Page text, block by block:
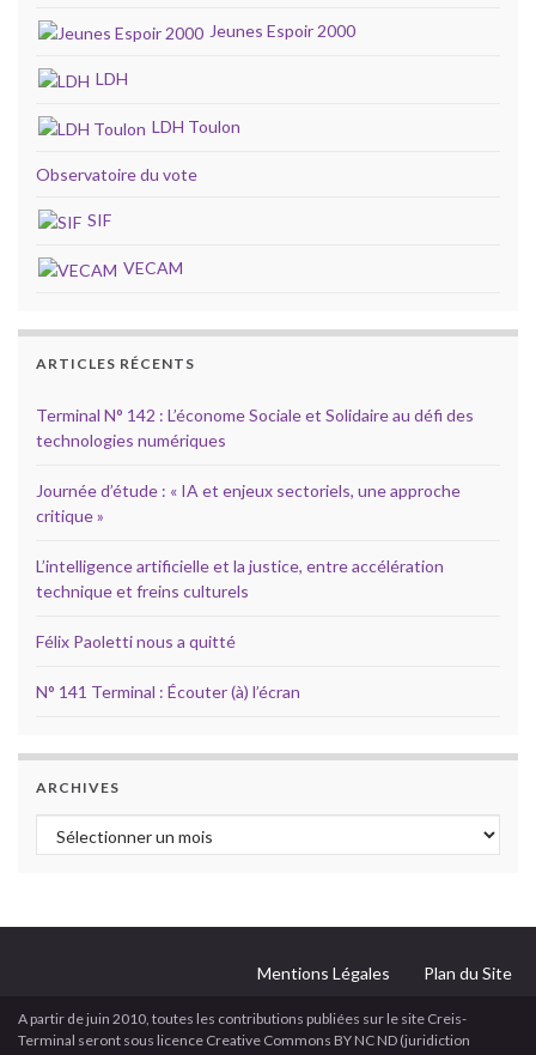
Jeunes Espoir 2000
LDH
LDH Toulon
Observatoire du vote
SIF
VECAM
ARTICLES RÉCENTS
Terminal N° 142 : L’économe Sociale et Solidaire au défi des
technologies numériques
Journée d’étude : « IA et enjeux sectoriels, une approche
critique »
L’intelligence artificielle et la justice, entre accélération
technique et freins culturels
Félix Paoletti nous a quitté
N° 141 Terminal : Écouter (à) l’écran
ARCHIVES
Archives
Mentions Légales Plan du Site
A partir de juin 2010, toutes les contributions publiées sur le site Creis-
Terminal seront sous licence Creative Commons BY NC ND (juridiction